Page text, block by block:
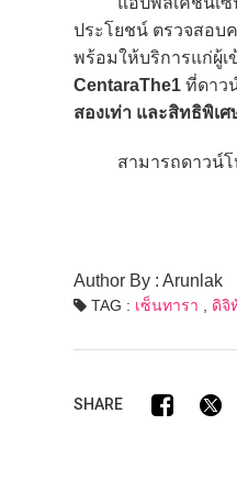
ประโยชน์ ตรวจสอบ
พร้อมให้บริการแก่ผู้เ
CentaraThe1 ที่ดาว
สองเท่า และสิทธิพิเ
สามารถดาวน์โห
Author By : Arunlak
TAG : เซ็นทารา ดิจิ
SHARE